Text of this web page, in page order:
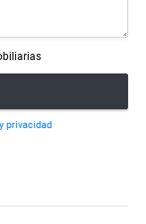
privacidad